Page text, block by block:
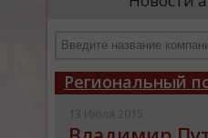
департамента продаж и
Региональный
13 Июля 2015